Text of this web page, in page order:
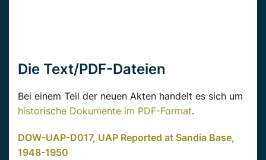
Die Text/PDF-Dateien
Bei einem Teil der neuen Akten handelt es sich um
historische Dokumente im PDF-Format.
DOW-UAP-D017, UAP Reported at Sandia Base,
1948-1950